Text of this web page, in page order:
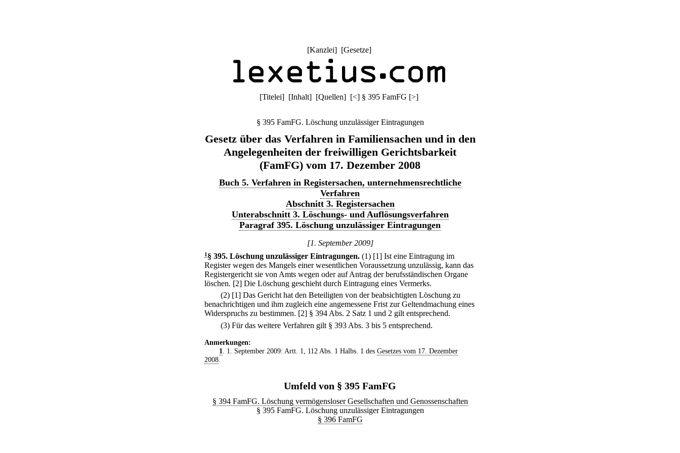
[Kanzlei] [Gesetze]
[Titelei] [Inhalt] [Quellen] [<] § 395 FamFG [>]
§ 395 FamFG. Löschung unzulässiger Eintragungen
Gesetz über das Verfahren in Familiensachen und in den
Angelegenheiten der freiwilligen Gerichtsbarkeit
(FamFG) vom 17. Dezember 2008
Buch 5. Verfahren in Registersachen, unternehmensrechtliche
Verfahren
Abschnitt 3. Registersachen
Unterabschnitt 3. Löschungs- und Auflösungsverfahren
Paragraf 395. Löschung unzulässiger Eintragungen
[1. September 2009]
1 § 395. Löschung unzulässiger Eintragungen. (1) [1] Ist eine Eintragung im
Register wegen des Mangels einer wesentlichen Voraussetzung unzulässig, kann das
Registergericht sie von Amts wegen oder auf Antrag der berufsständischen Organe
löschen. [2] Die Löschung geschieht durch Eintragung eines Vermerks.
(2) [1] Das Gericht hat den Beteiligten von der beabsichtigten Löschung zu
benachrichtigen und ihm zugleich eine angemessene Frist zur Geltendmachung eines
Widerspruchs zu bestimmen. [2] § 394 Abs. 2 Satz 1 und 2 gilt entsprechend.
(3) Für das weitere Verfahren gilt § 393 Abs. 3 bis 5 entsprechend.
Anmerkungen:
1
. 1. September 2009: Artt. 1, 112 Abs. 1 Halbs. 1 des Gesetzes vom 17. Dezember
2008
Umfeld von § 395 FamFG
§ 394 FamFG. Löschung vermögensloser Gesellschaften und Genossenschaften
§ 395 FamFG. Löschung unzulässiger Eintragungen
§ 396 FamFG